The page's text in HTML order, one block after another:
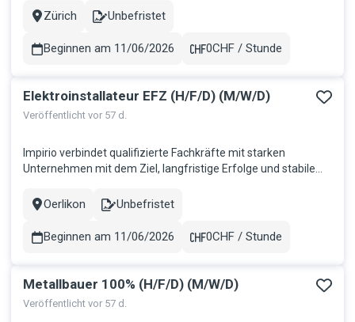
sie gebraucht werden, und fördern so nachhaltiges
im schönen Kan...
Stadt
Zürich
Contract
Unbefristet
Beginnen am 11/06/2026
Gehalt
0CHF / Stunde
Elektroinstallateur EFZ (H/F/D) (M/W/D)
Veröffentlicht vor 57 d.
Impirio verbindet qualifizierte Fachkräfte mit starken
Unternehmen mit dem Ziel, langfristige Erfolge und stabile
sie gebraucht werden, und fördern so nachhaltiges
im schönen Kan...
Stadt
Oerlikon
Contract
Unbefristet
Beginnen am 11/06/2026
Gehalt
0CHF / Stunde
Metallbauer 100% (H/F/D) (M/W/D)
Veröffentlicht vor 57 d.